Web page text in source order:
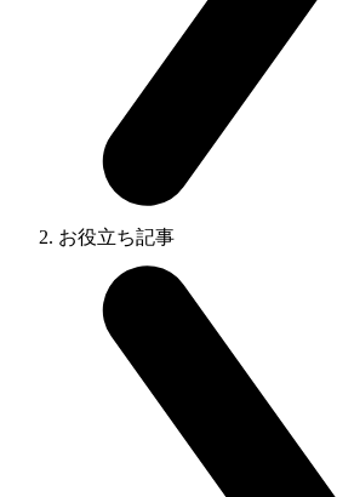
お役立ち記事